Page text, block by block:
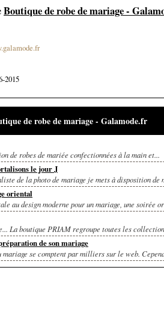
Boutique de robe de mariage -
2015
de robe de mariage - Galamode.fr
de robes de mariée confectionnées à la main et...
le jour J
de la photo de mariage je mets à disposition de
oriental
au design moderne pour un mariage, une soirée
La boutique PRIAM regroupe toutes les
de son mariage
se comptent par milliers sur le web.